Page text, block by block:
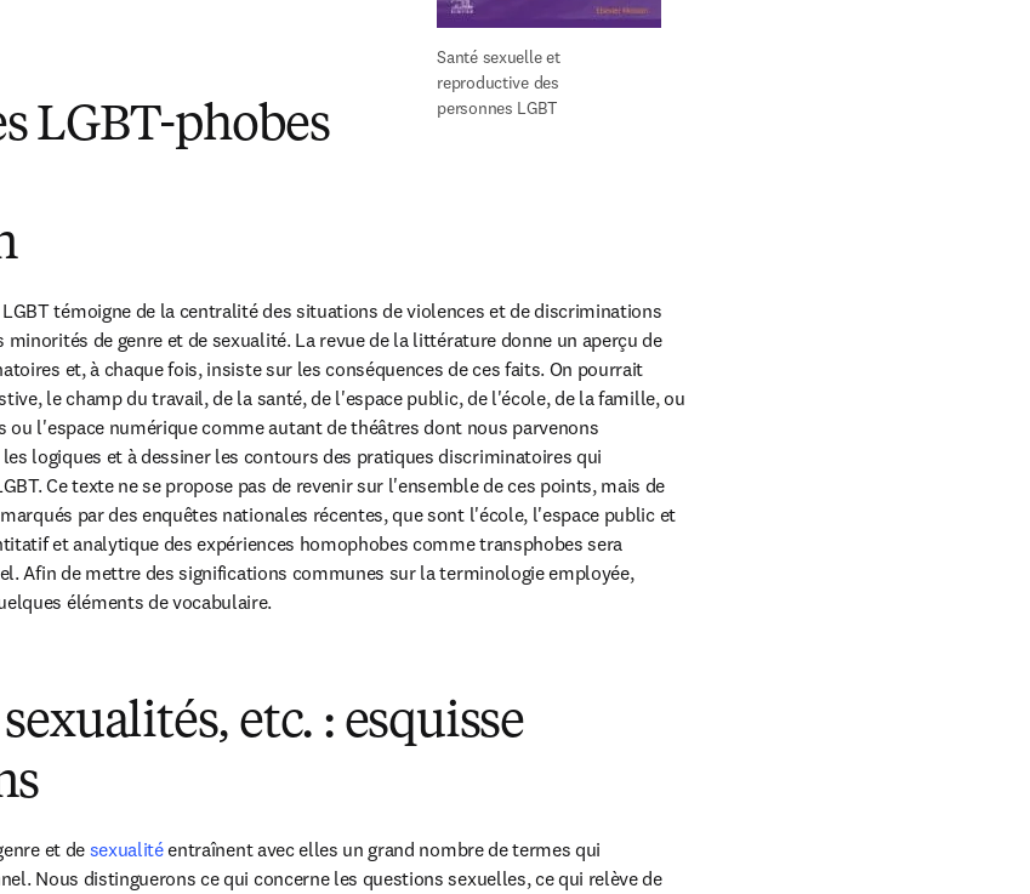
Santé sexuelle et
reproductive des
personnes LGBT
LGBT-phobes
témoigne de la centralité des situations de violences et de discriminations
de genre et de sexualité. La revue de la littérature donne un aperçu de
et, à chaque fois, insiste sur les conséquences de ces faits. On pourrait
le champ du travail, de la santé, de l'espace public, de l'école, de la famille, ou
ou l'espace numérique comme autant de théâtres dont nous parvenons
logiques et à dessiner les contours des pratiques discriminatoires qui
Ce texte ne se propose pas de revenir sur l'ensemble de ces points, mais de
par des enquêtes nationales récentes, que sont l'école, l'espace public et
et analytique des expériences homophobes comme transphobes sera
Afin de mettre des significations communes sur la terminologie employée,
éléments de vocabulaire.
etc. : esquisse
et de sexualité entraînent avec elles un grand nombre de termes qui
Nous distinguerons ce qui concerne les questions sexuelles, ce qui relève de